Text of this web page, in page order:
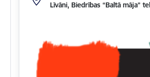
Līvāni, Biedrības “Baltā māja”